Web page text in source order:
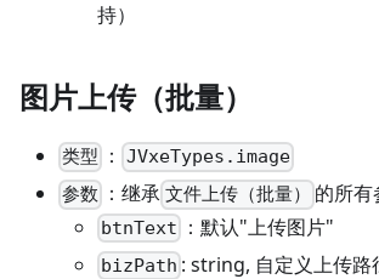
持）
图片上传（批量）
类型 ：
JVxeTypes.image
参数
：继承 文件上传（批量） 的所有
btnText ：默认"上传图片"
bizPath : string, 自定义上传路